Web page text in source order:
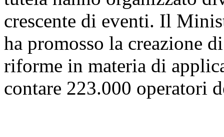
crescente di eventi. Il
ha promosso la creazione
riforme in materia di
contare 223.000 operatori